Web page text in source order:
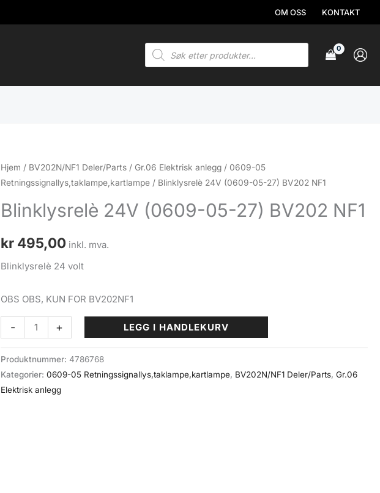
OM OSS KONTAKT
Products
search
Hjem / BV202N/NF1 Deler/Parts / Gr.06 Elektrisk anlegg / 0609-05
Retningssignallys,taklampe,kartlampe / Blinklysrelè 24V (0609-05-27) BV202 NF1
Blinklysrelè 24V (0609-05-27) BV202 NF1
kr 495,00 inkl. mva.
Blinklysrelè 24 volt
OBS OBS, KUN FOR BV202NF1
-
Blinklysrelè
24V
(0609-
05-
27)
+ LEGG I HANDLEKURV
Produktnummer:4786768
Kategorier:0609-05 Retningssignallys,taklampe,kartlampe, BV202N/NF1 Deler/Parts,Gr.06
Elektrisk anlegg